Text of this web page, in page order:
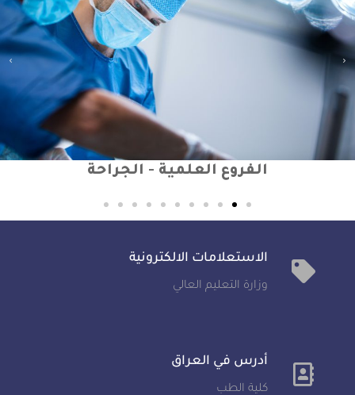
الفروع العلمية - الجراحة
الاستعلامات الالكترونية
وزارة التعليم العالي
أدرس في العراق
كلية الطب